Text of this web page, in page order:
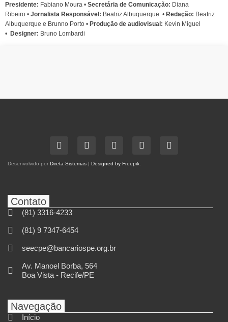
Presidente: Fabiano Moura • Secretária de Comunicação: Diana
Ribeiro • Jornalista Responsável: Beatriz Albuquerque • Redação: Beatriz
Albuquerque e Brunno Porto • Produção de audiovisual: Kevin Miguel
• Designer: Bruno Lombardi
Desenvolvido por Direta Sistemas | Designed by Freepik.
Contato
(81) 3316-4233
(81) 9 7347-6454
seecpe@bancariospe.org.br
Av. Manoel Borba, 564
Boa Vista - Recife/PE
Navegação
Início